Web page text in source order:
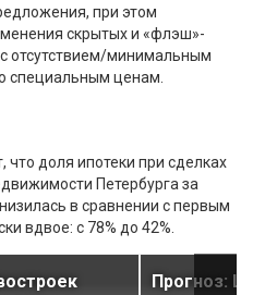
при этом
скрытых и «флэш»-
отсутствием/минимальным
специальным ценам.
доля ипотеки при сделках
Петербурга за
в сравнении с первым
вдвое: с 78% до 42%.
Прогноз: